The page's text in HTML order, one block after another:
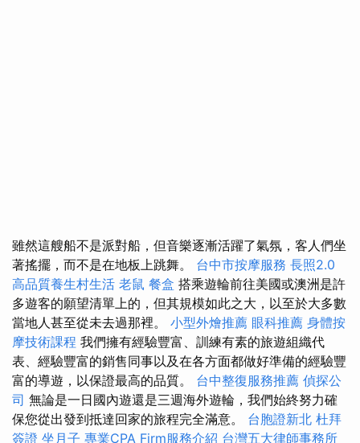
雖然這艘船不是派對船，但音樂逐漸活躍了氣氛，客人們坐
著搖擺，而不是在地板上跳舞。 台中市按摩服務 長照2.0
高品質養生村生活 老鼠 餐盒 搭乘遊輪前往美國或澳洲是許
多遊客的願望清單上的，但其規模如此之大，以至於大多數
當地人甚至從未去過那裡。 小型外燴推薦 眼科推薦 身體按
摩技術課程 我們擁有經驗豐富、訓練有素的旅遊組織代
表、經驗豐富的銷售同事以及在各方面都做好準備的經驗豐
富的導遊，以保證最高的品質。 台中整復服務推薦 偵探公
司 無論是一日國內遊還是三週海外遊輪，我們始終努力確
保您從出發到抵達回家的旅程完全滿意。 台胞證新北 杜拜
簽證 坐月子 專業CPA Firm服務介紹 台灣五大律師事務所